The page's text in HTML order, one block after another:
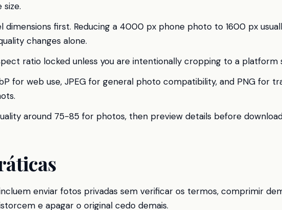
size.
dimensions first. Reducing a 4000 px phone photo to 1600 px
changes alone.
ratio locked unless you are intentionally cropping to a platform
for web use, JPEG for general photo compatibility, and PNG for
around 75-85 for photos, then preview details before
enviar fotos privadas sem verificar os termos, comprimir
e apagar o original cedo demais.